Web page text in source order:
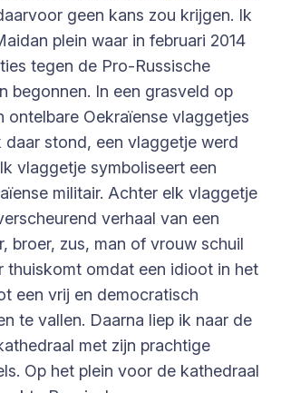
geen kans zou krijgen. Ik
plein waar in februari 2014
tegen de Pro-Russische
begonnen. In een grasveld op
ontelbare Oekraïense vlaggetjes
daar stond, een vlaggetje werd
vlaggetje symboliseert een
militair. Achter elk vlaggetje
verhaal van een
broer, zus, man of vrouw schuil
thuiskomt omdat een idioot in het
een vrij en democratisch
te vallen. Daarna liep ik naar de
met zijn prachtige
Op het plein voor de kathedraal